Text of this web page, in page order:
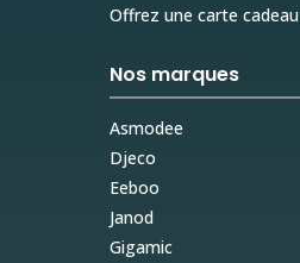
Offrez une carte cadeau
Nos marques
Asmodee
Djeco
Eeboo
Janod
Gigamic